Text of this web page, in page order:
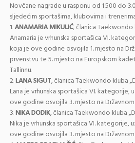
Novčane nagrade u rasponu od 1.500 do
sljedećim sportašima, klubovima i
1.ANAMARIA MIKULIĆ, članica Taekwondo
Anamaria je vrhunska sportašica VI.
koja je ove godine osvojila 1. mjesto na
prvenstvu te 5. mjesto na Europskom
Tallinnu.
2.LANA SIGUT, članica Taekwondo kluba
Lana je vrhunska sportašica VI. kategorije,
ove godine osvojila 3. mjesto na
3.NIKA DODIK, članica Taekwondo kluba
Nika je vrhunska sportašica VI. kategorije,
ove godine osvojila 3. mjesto na